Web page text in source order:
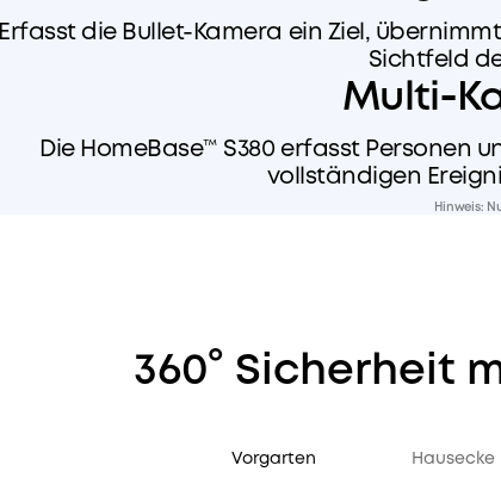
Erfasst die Bullet-Kamera ein Ziel,
Sichtfeld
Die HomeBase™ S380 erfasst Personen
vollständigen
Hinweis:
360° Sicherheit
Vorgarten Hausecke